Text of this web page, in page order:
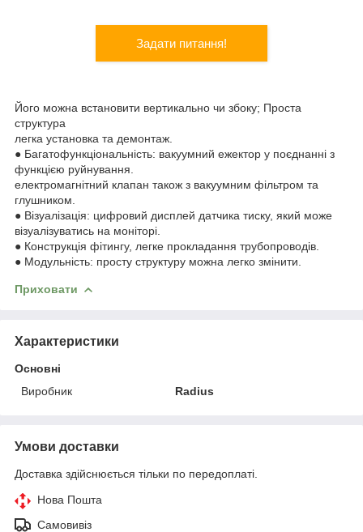
Задати питання!
Його можна встановити вертикально чи збоку; Проста
структура
легка установка та демонтаж.
● Багатофункціональність: вакуумний ежектор у поєднанні з
функцією руйнування.
електромагнітний клапан також з вакуумним фільтром та
глушником.
● Візуалізація: цифровий дисплей датчика тиску, який може
візуалізуватись на моніторі.
● Конструкція фітингу, легке прокладання трубопроводів.
● Модульність: просту структуру можна легко змінити.
Приховати
Характеристики
Основні
Виробник
Radius
Умови доставки
Доставка здійснюється тільки по передоплаті.
Нова Пошта
Самовивіз